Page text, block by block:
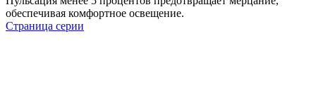
обеспечивая комфортное освещение.
Страница серии